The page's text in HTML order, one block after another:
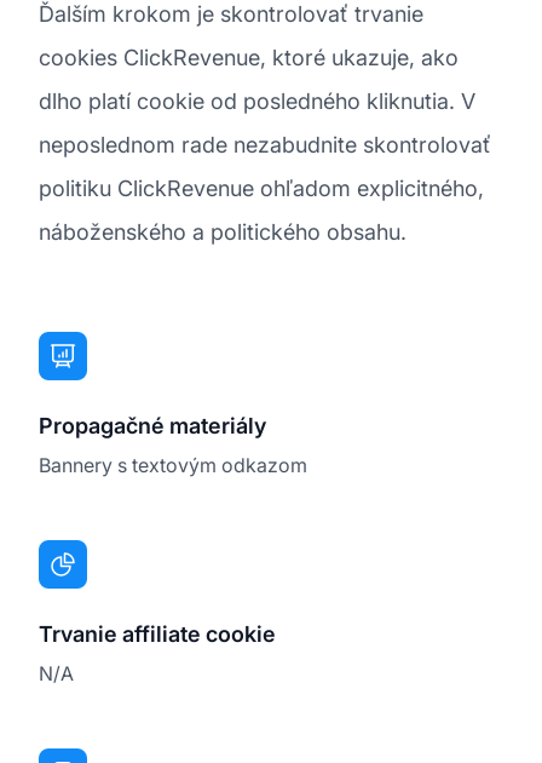
Ďalším krokom je skontrolovať trvanie
cookies ClickRevenue, ktoré ukazuje, ako
dlho platí cookie od posledného kliknutia. V
neposlednom rade nezabudnite skontrolovať
politiku ClickRevenue ohľadom explicitného,
náboženského a politického obsahu.
Propagačné materiály
Bannery s textovým odkazom
Trvanie affiliate cookie
N/A